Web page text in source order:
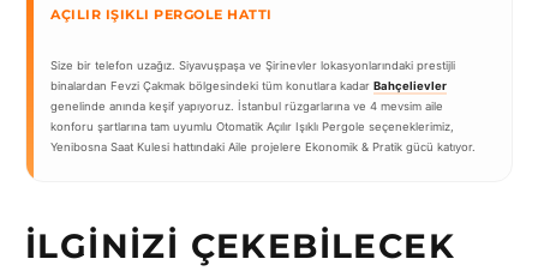
AÇILIR IŞIKLI PERGOLE HATTI
Size bir telefon uzağız. Siyavuşpaşa ve Şirinevler lokasyonlarındaki prestijli
binalardan Fevzi Çakmak bölgesindeki tüm konutlara kadar Bahçelievler
genelinde anında keşif yapıyoruz. İstanbul rüzgarlarına ve 4 mevsim aile
konforu şartlarına tam uyumlu Otomatik Açılır Işıklı Pergole seçeneklerimiz,
Yenibosna Saat Kulesi hattındaki Aile projelere Ekonomik & Pratik gücü katıyor.
İLGINIZI ÇEKEBILECEK